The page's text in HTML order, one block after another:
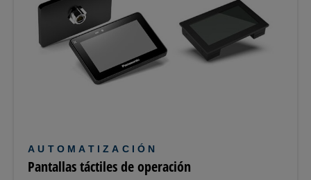
AUTOMATIZACIÓN
Pantallas táctiles de operación